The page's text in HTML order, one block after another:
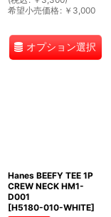
希望小売価格: ￥ 3,000
オプション選択
Hanes BEEFY TEE 1P
CREW NECK HM1-
D001
[H5180-010-WHITE]